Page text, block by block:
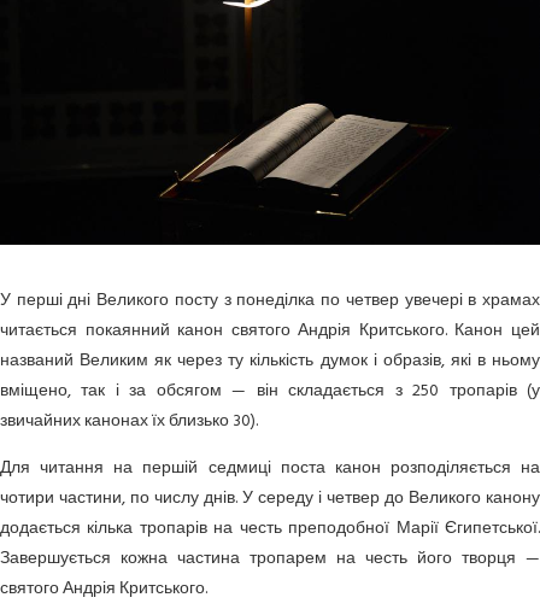
У перші дні Великого посту з понеділка по четвер увечері в храмах
читається покаянний канон святого Андрія Критського. Канон цей
названий Великим як через ту кількість думок і образів, які в ньому
вміщено, так і за обсягом — він складається з 250 тропарів (у
звичайних канонах їх близько 30).
Для читання на першій седмиці поста канон розподіляється на
чотири частини, по числу днів. У середу і четвер до Великого канону
додається кілька тропарів на честь преподобної Марії Єгипетської.
Завершується кожна частина тропарем на честь його творця —
святого Андрія Критського.